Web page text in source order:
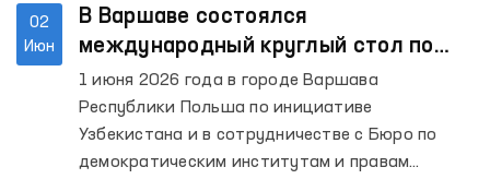
помощи лицам, находящимся в состоянии
алкогольного опьянения (вытрезвителей)
Гурленского и Кошкупырского районов, а
также областных филиалов психиатрической
службы и наркологической службы
02
Июн
В Варшаве состоялся
международный круглый стол по
вопросам прав человека, свободы
слова и гендерного равенства
1 июня 2026 года в городе Варшава
Республики Польша по инициативе
Узбекистана и в сотрудничестве с Бюро по
демократическим институтам и правам